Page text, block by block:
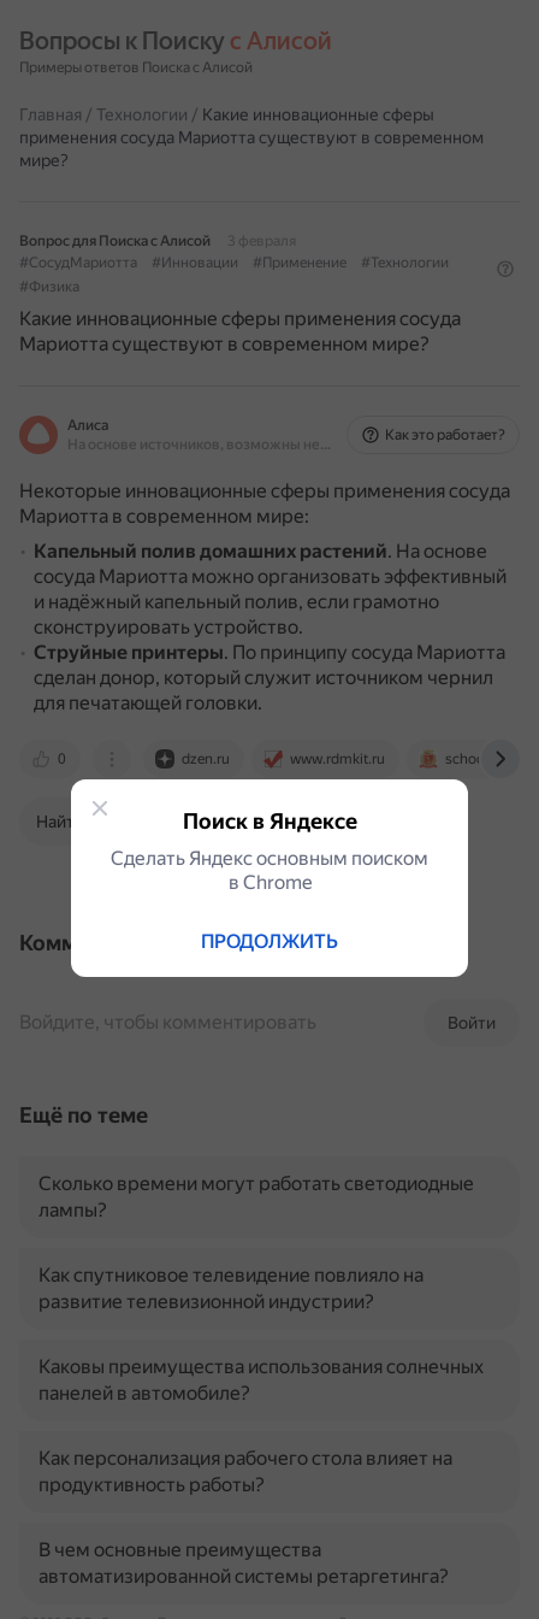
Вопросы к Поиску с Алисой
Примеры ответов Поиска с Алисой
Главная / Технологии / Какие инновационные сферы
применения сосуда Мариотта существуют в современном
мире?
Вопрос для Поиска с Алисой
3 февраля
#СосудМариотта
#Инновации #Применение
#Технологии
#Физика
Какие инновационные сферы применения сосуда
Мариотта существуют в современном мире?
Алиса
На основе источников, возможны неточности
Как это работает?
Некоторые инновационные сферы применения сосуда
Мариотта в современном мире:
Капельный полив домашних растений. На основе
сосуда Мариотта можно организовать эффективный
и надёжный капельный полив, если грамотно
сконструировать устройство.
Струйные принтеры. По принципу сосуда Мариотта
сделан донор, который служит источником чернил
для печатающей головки.
0 dzen.ru www.rdmkit.ru school-
Найти в Поиске
Комментарии
Войти
Войдите, чтобы комментировать
Ещё по теме
Сколько времени могут работать светодиодные
лампы?
Как спутниковое телевидение повлияло на
развитие телевизионной индустрии?
Каковы преимущества использования солнечных
панелей в автомобиле?
Как персонализация рабочего стола влияет на
продуктивность работы?
В чем основные преимущества
автоматизированной системы ретаргетинга?
Поиск в Яндексе
Сделать Яндекс основным поиском
в Сhrome
ПРОДОЛЖИТЬ